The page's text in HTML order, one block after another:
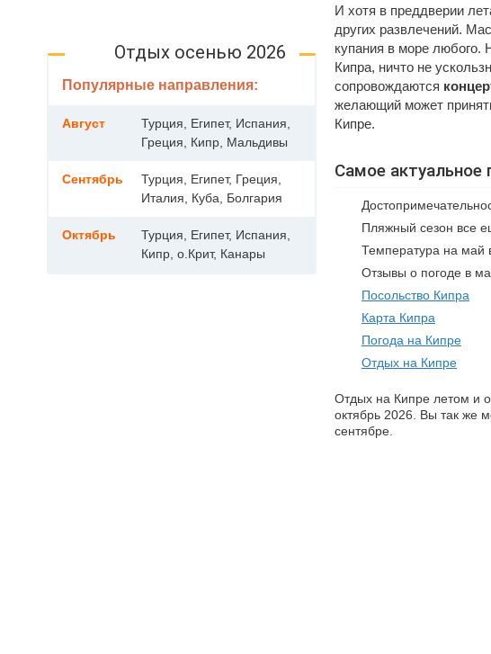
И хотя в преддверии
других развлечений.
купания в море любого.
Кипра, ничто не
сопровождаются
желающий может
Кипре.
Самое актуальное
Пляжный сезон все
Температура на май
Отзывы о погоде в
Посольство Кипра
Карта Кипра
Погода на Кипре
Отдых на Кипре
Отдых на Кипре летом и
октябрь 2026. Вы так же
сентябре.
Отдых осенью 2026
Популярные направления:
Август
Турция, Египет, Испания,
Греция, Кипр, Мальдивы
Сентябрь
Турция, Египет, Греция,
Италия, Куба, Болгария
Октябрь
Турция, Египет, Испания,
Кипр, о.Крит, Канары